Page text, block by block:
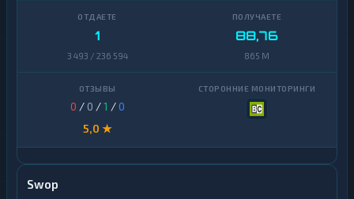
1
3 493 / 236 594
88,76
865 M
0 / 0 /1 /0
5,0 ★
Swop